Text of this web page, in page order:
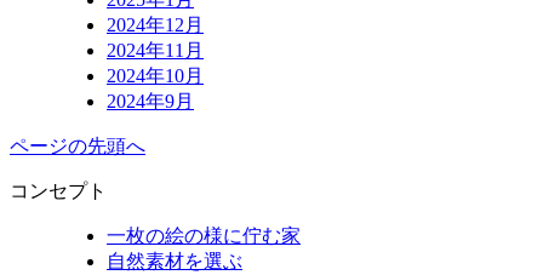
2024年12月
2024年11月
2024年10月
2024年9月
ページの先頭へ
コンセプト
一枚の絵の様に佇む家
自然素材を選ぶ